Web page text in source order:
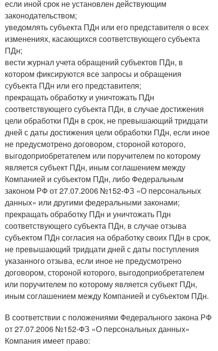
если иной срок не установлен действующим
законодательством;
уведомлять субъекта ПДн или его представителя о всех
изменениях, касающихся соответствующего субъекта
ПДн;
вести журнал учета обращений субъектов ПДн, в
котором фиксируются все запросы и обращения
субъекта ПДн или его представителя;
прекращать обработку и уничтожать ПДн
соответствующего субъекта ПДн, в случае достижения
цели обработки ПДн в срок, не превышающий тридцати
дней с даты достижения цели обработки ПДн, если иное
не предусмотрено договором, стороной которого,
выгодоприобретателем или поручителем по которому
является субъект ПДн, иным соглашением между
Компанией и субъектом ПДн, либо Федеральным
законом РФ от 27.07.2006 №152-ФЗ «О персональных
данных» или другими федеральными законами;
прекращать обработку ПДн и уничтожать Пдн
соответствующего субъекта ПДн, в случае отзыва
субъектом ПДн согласия на обработку своих ПДн в срок,
не превышающий тридцати дней с даты поступления
указанного отзыва, если иное не предусмотрено
договором, стороной которого, выгодоприобретателем
или поручителем по которому является субъект ПДн,
иным соглашением между Компанией и субъектом ПДн.
В соответствии с положениями Федерального закона РФ
от 27.07.2006 №152-ФЗ «О персональных данных»
Компания имеет право: